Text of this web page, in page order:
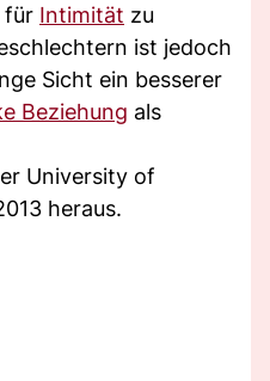
für Intimität zu
ist jedoch
Sicht ein besserer
Beziehung als
University of
heraus.